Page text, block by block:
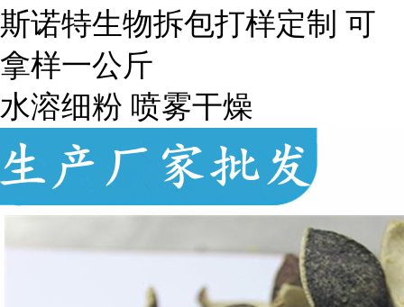
斯诺特生物拆包打样定制 可
拿样一公斤
水溶细粉 喷雾干燥